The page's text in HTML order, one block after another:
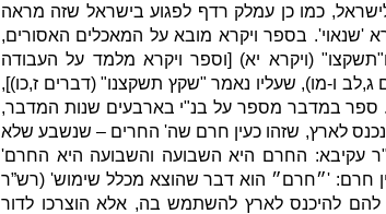
, כמו כן עמלק רדף לפגוע בישראל שזה מראה
'שנאוי'. בספר ויקרא מובא על המאכלים האסורים,
ו"תשקצו" (ויקרא יא) [וספר ויקרא מלמד על העבודה
ג,לב ו-מו), שעליו נאמר "שקץ תשקצנו" (דברים ז,כו)],
ספר במדבר מספר על בנ"י בארבעים שנות המדבר,
לארץ, שזהו כעין חרם שה' החרים – שנשבע שלא
ר עקיבא: החרם היא השבועה והשבועה היא החרם'
חרם: '״חרם״ הוא דבר שהוצא מכלל שימוש' (רש”ר
להם להיכנס לארץ להשתמש בה, אלא הוצרכו לדור